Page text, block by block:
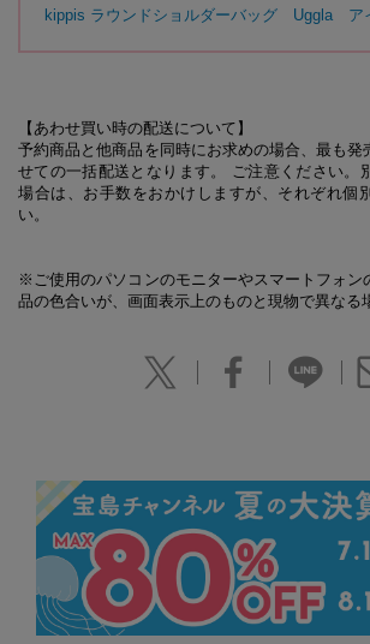
kippis ラウンドショルダーバッグ Uggla ア
【あわせ買い時の配送について】
予約商品と他商品を同時にお求めの場合、最も発
せての一括配送となります。 ご注意ください。
場合は、お手数をおかけしますが、それぞれ個
い。
※ご使用のパソコンのモニターやスマートフォン
品の色合いが、画面表示上のものと現物で異なる